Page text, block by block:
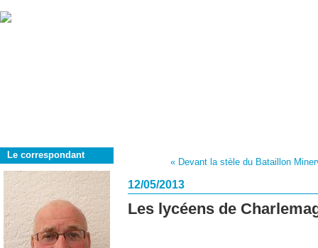
Le correspondant
« Devant la stèle du Bataillon
12/05/2013
Les lycéens de